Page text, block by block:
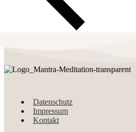
Datenschutz
Impressum
Kontakt